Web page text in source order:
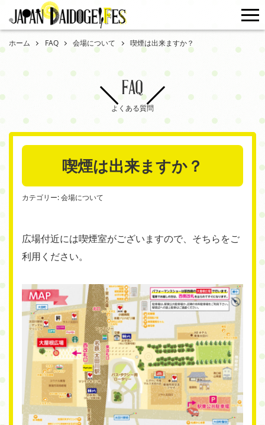
ホーム FAQ 会場について 喫煙は出来ますか？
FAQ
よくある質問
喫煙は出来ますか？
カテゴリー:会場について
広場付近には喫煙室がございますので、そちらをご
利用ください。